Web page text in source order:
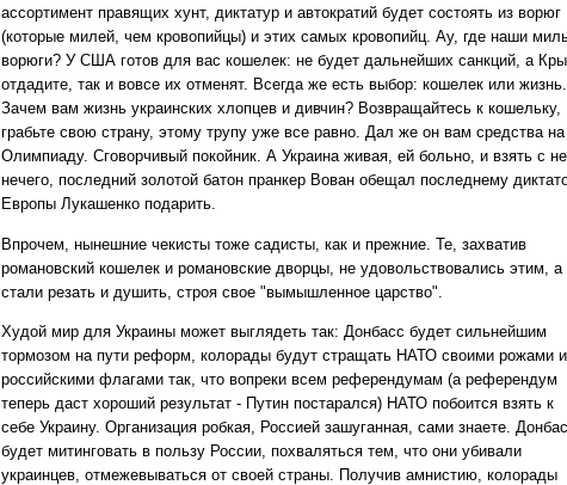
ассортимент правящих хунт, диктатур и автократий будет состоять из ворюг
(которые милей, чем кровопийцы) и этих самых кровопийц. Ау, где наши
ворюги? У США готов для вас кошелек: не будет дальнейших санкций, а
отдадите, так и вовсе их отменят. Всегда же есть выбор: кошелек или жизнь.
Зачем вам жизнь украинских хлопцев и дивчин? Возвращайтесь к кошельку,
грабьте свою страну, этому трупу уже все равно. Дал же он вам средства на
Олимпиаду. Сговорчивый покойник. А Украина живая, ей больно, и взять с
нечего, последний золотой батон пранкер Вован обещал последнему
Европы Лукашенко подарить.
Впрочем, нынешние чекисты тоже садисты, как и прежние. Те, захватив
романовский кошелек и романовские дворцы, не удовольствовались этим, а
стали резать и душить, строя свое "вымышленное царство".
Худой мир для Украины может выглядеть так: Донбасс будет сильнейшим
тормозом на пути реформ, колорады будут стращать НАТО своими рожами и
российскими флагами так, что вопреки всем референдумам (а референдум
теперь даст хороший результат - Путин постарался) НАТО побоится взять к
себе Украину. Организация робкая, Россией зашуганная, сами знаете.
будет митинговать в пользу России, похваляться тем, что они убивали
украинцев, отмежевываться от своей страны. Получив амнистию, колорады